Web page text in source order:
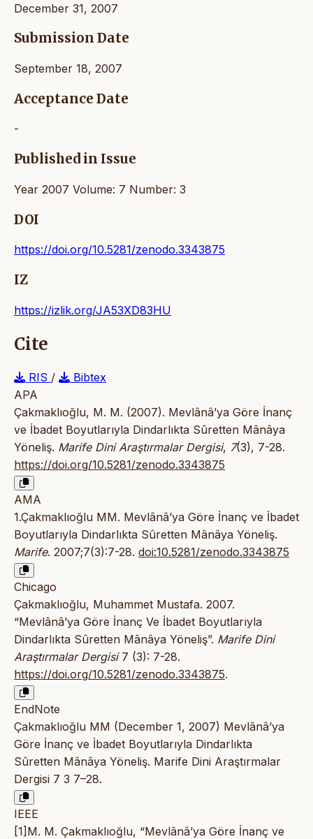
December 31, 2007
Submission Date
September 18, 2007
Acceptance Date
-
Published in Issue
Year 2007 Volume: 7 Number: 3
DOI
https://doi.org/10.5281/zenodo.3343875
IZ
https://izlik.org/JA53XD83HU
Cite
RIS /
Bibtex
APA
Çakmaklıoğlu, M. M. (2007). Mevlânâ’ya Göre İnanç
ve İbadet Boyutlarıyla Dindarlıkta Sûretten Mânâya
Yöneliş. Marife Dini Araştırmalar Dergisi, 7(3), 7-28.
https://doi.org/10.5281/zenodo.3343875
AMA
1.Çakmaklıoğlu MM. Mevlânâ’ya Göre İnanç ve İbadet
Boyutlarıyla Dindarlıkta Sûretten Mânâya Yöneliş.
Marife. 2007;7(3):7-28. doi:10.5281/zenodo.3343875
Chicago
Çakmaklıoğlu, Muhammet Mustafa. 2007.
“Mevlânâ’ya Göre İnanç Ve İbadet Boyutlarıyla
Dindarlıkta Sûretten Mânâya Yöneliş”. Marife Dini
Araştırmalar Dergisi7 (3): 7-28.
https://doi.org/10.5281/zenodo.3343875.
EndNote
Çakmaklıoğlu MM (December 1, 2007) Mevlânâ’ya
Göre İnanç ve İbadet Boyutlarıyla Dindarlıkta
Sûretten Mânâya Yöneliş. Marife Dini Araştırmalar
Dergisi 7 3 7–28.
IEEE
[1]M. M. Çakmaklıoğlu, “Mevlânâ’ya Göre İnanç ve